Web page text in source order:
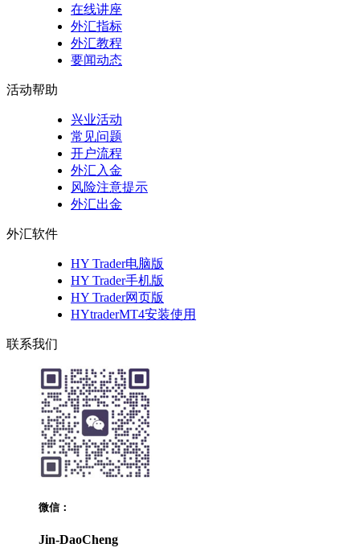
在线讲座
外汇指标
外汇教程
要闻动态
活动帮助
兴业活动
常见问题
开户流程
外汇入金
风险注意提示
外汇出金
外汇软件
HY Trader电脑版
HY Trader手机版
HY Trader网页版
HYtraderMT4安装使用
联系我们
微信：
Jin-DaoCheng